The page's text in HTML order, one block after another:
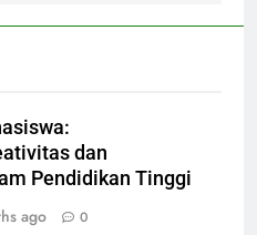
dan
Pendidikan Tinggi
ago 0